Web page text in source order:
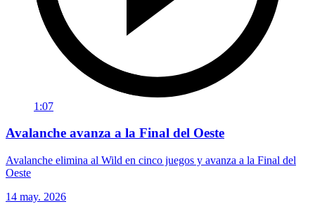
1:07
Avalanche avanza a la Final del Oeste
Avalanche elimina al Wild en cinco juegos y avanza a la Final del
Oeste
14 may. 2026